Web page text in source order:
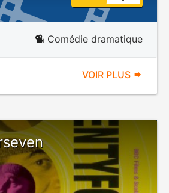
Comédie dramatique
VOIR PLUS